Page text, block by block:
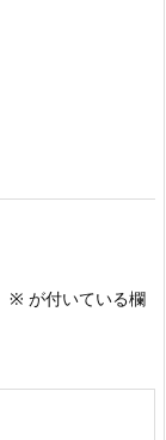
※ が付いている欄